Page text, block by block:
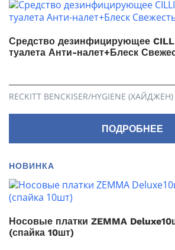
Средство дезинфицирующее
туалета Анти-налет+Блеск
RECKITT BENCKISER/HYGIENE (ХАЙДЖЕН)
ПОДРОБНЕЕ
НОВИНКА
Носовые платки ZEMMA
(спайка 10шт)